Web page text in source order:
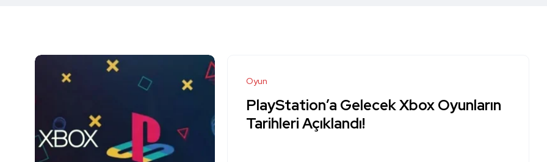
Oyun
PlayStation’a Gelecek Xbox Oyunların
Tarihleri Açıklandı!